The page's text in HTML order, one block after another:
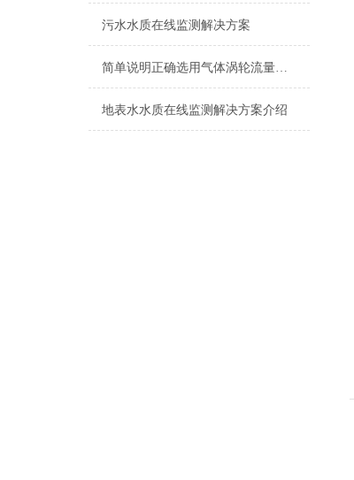
污水水质在线监测解决方案
简单说明正确选用气体涡轮流量计需要关注的五个方面
地表水水质在线监测解决方案介绍